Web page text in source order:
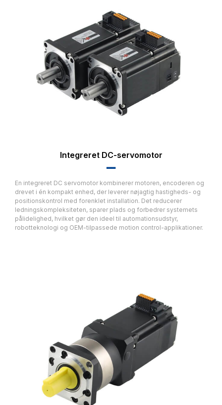
Integreret DC-servomotor
▂▂
En integreret DC servomotor kombinerer motoren, encoderen og
drevet i én kompakt enhed, der leverer nøjagtig hastigheds- og
positionskontrol med forenklet installation. Det reducerer
ledningskompleksiteten, sparer plads og forbedrer systemets
pålidelighed, hvilket gør den ideel til automationsudstyr,
robotteknologi og OEM-tilpassede motion control-applikationer.